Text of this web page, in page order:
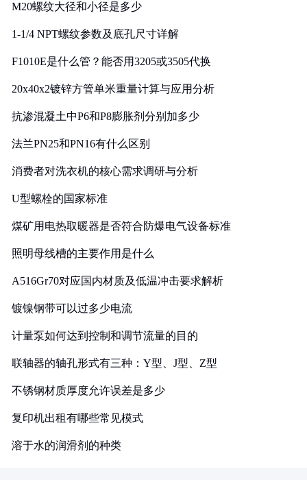
M20螺纹大径和小径是多少
1-1/4 NPT螺纹参数及底孔尺寸详解
F1010E是什么管？能否用3205或3505代换
20x40x2镀锌方管单米重量计算与应用分析
抗渗混凝土中P6和P8膨胀剂分别加多少
法兰PN25和PN16有什么区别
消费者对洗衣机的核心需求调研与分析
U型螺栓的国家标准
煤矿用电热取暖器是否符合防爆电气设备标准
照明母线槽的主要作用是什么
A516Gr70对应国内材质及低温冲击要求解析
镀镍钢带可以过多少电流
计量泵如何达到控制和调节流量的目的
联轴器的轴孔形式有三种：Y型、J型、Z型
不锈钢材质厚度允许误差是多少
复印机出租有哪些常见模式
溶于水的润滑剂的种类